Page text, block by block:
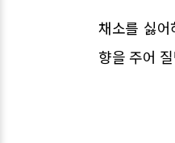
채소를 싫
향을 주어